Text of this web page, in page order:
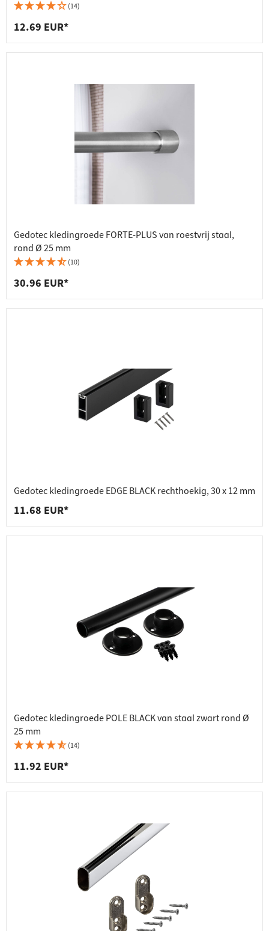
(14)
12.69 EUR*
Gedotec kledingroede FORTE-PLUS van roestvrij staal,
rond Ø 25 mm
(10)
30.96 EUR*
Gedotec kledingroede EDGE BLACK rechthoekig, 30 x 12 mm
11.68 EUR*
Gedotec kledingroede POLE BLACK van staal zwart rond Ø
25 mm
(14)
11.92 EUR*